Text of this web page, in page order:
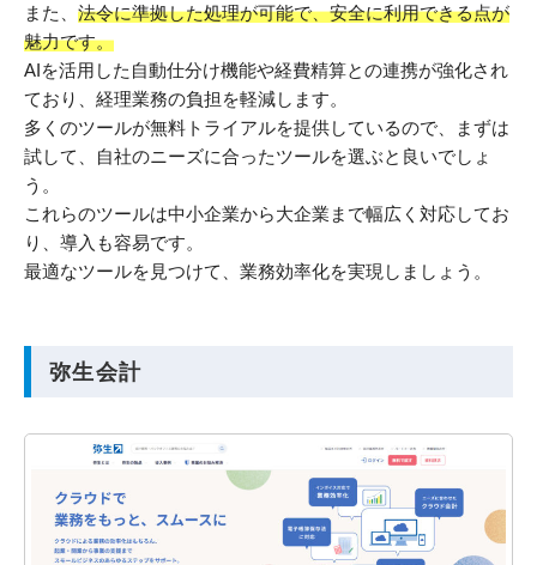
また、 法令に準拠した処理が可能で、安全に利用できる点が
魅力です。
AIを活用した自動仕分け機能や経費精算との連携が強化され
ており、経理業務の負担を軽減します。
多くのツールが無料トライアルを提供しているので、まずは
試して、自社のニーズに合ったツールを選ぶと良いでしょ
う。
これらのツールは中小企業から大企業まで幅広く対応してお
り、導入も容易です。
最適なツールを見つけて、業務効率化を実現しましょう。
弥生会計